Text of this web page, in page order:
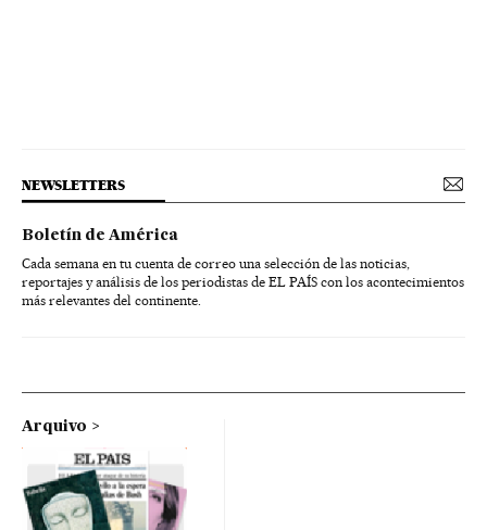
NEWSLETTERS
Boletín de América
Cada semana en tu cuenta de correo una selección de las noticias,
reportajes y análisis de los periodistas de EL PAÍS con los acontecimientos
más relevantes del continente.
Arquivo